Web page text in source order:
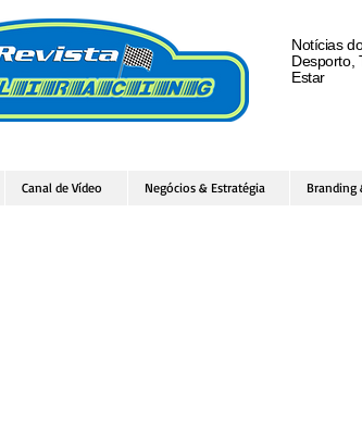
Notícias
Desporto,
Estar
Canal de Vídeo Negócios & Estratégia Branding